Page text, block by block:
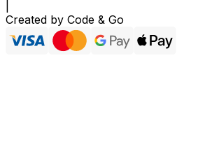
Created by Code & Go